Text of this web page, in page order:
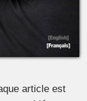
article est